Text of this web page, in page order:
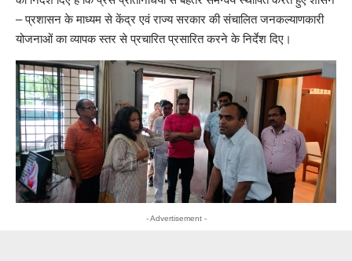
– प्रशासन के माध्यम से केंद्र एवं राज्य सरकार की संचालित जनकल्याणकारी
योजनाओं का व्यापक स्तर से प्रचारित प्रसारित करने के निर्देश दिए।
- Advertisement -